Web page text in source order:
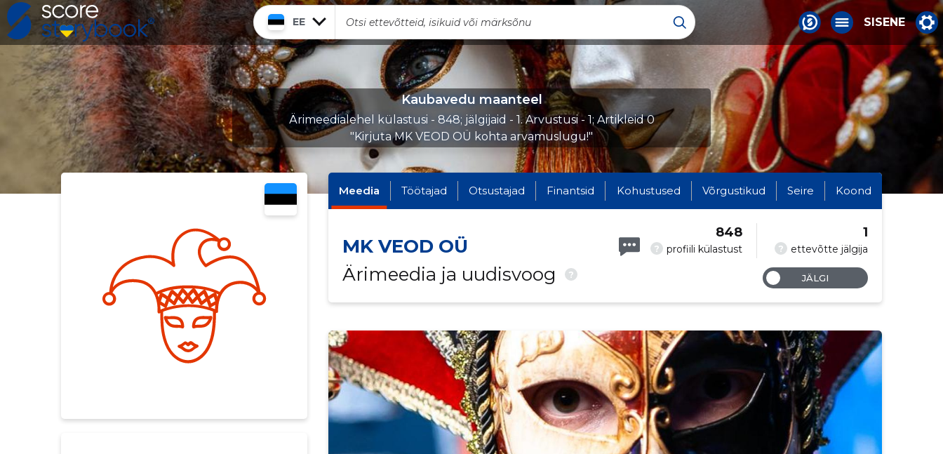
EE SISENE
Kaubavedu maanteel
Ärimeedialehel külastusi - 848; jälgijaid - 1. Arvustusi - 1; Artikleid 0
"Kirjuta MK VEOD OÜ kohta arvamuslugu!"
Meedia Töötajad Otsustajad Finantsid Kohustused Võrgustikud Seire Koond
MK VEOD OÜ
Ärimeedia ja uudisvoog
?
? profiili külastust
848
? ettevõtte jälgija
1
JÄLGI